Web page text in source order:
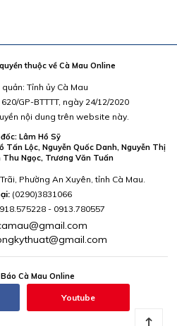
thuộc về Cà Mau Online
Tỉnh ủy Cà Mau
GP-BTTTT, ngày 24/12/2020
nội dung trên website này.
Lâm Hồ Sỹ
Tấn Lộc, Nguyễn Quốc Danh, Nguyễn Thị
Thu Ngọc, Trương Văn Tuấn
Phường An Xuyên, tỉnh Cà Mau.
(0290)3831066
- 0913.780557
Cà Mau Online
Youtube